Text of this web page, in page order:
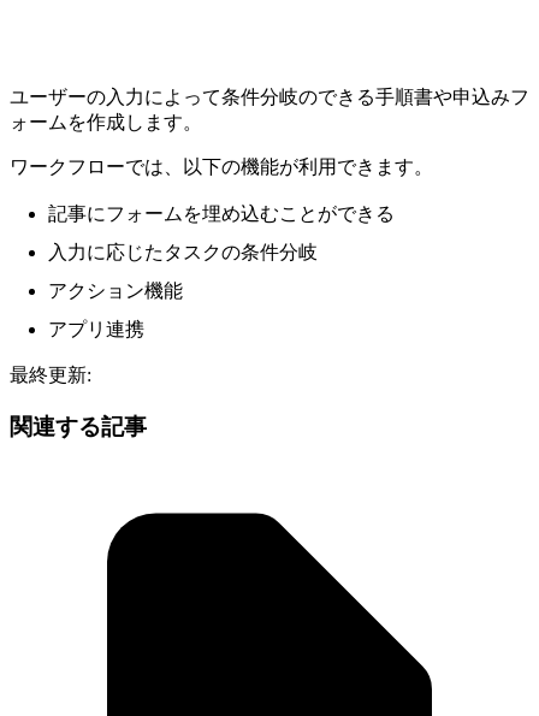
ユーザーの入力によって条件分岐のできる手順書や申込みフ
ォームを作成します。
ワークフローでは、以下の機能が利用できます。
記事にフォームを埋め込むことができる
入力に応じたタスクの条件分岐
アクション機能
アプリ連携
最終更新:
関連する記事